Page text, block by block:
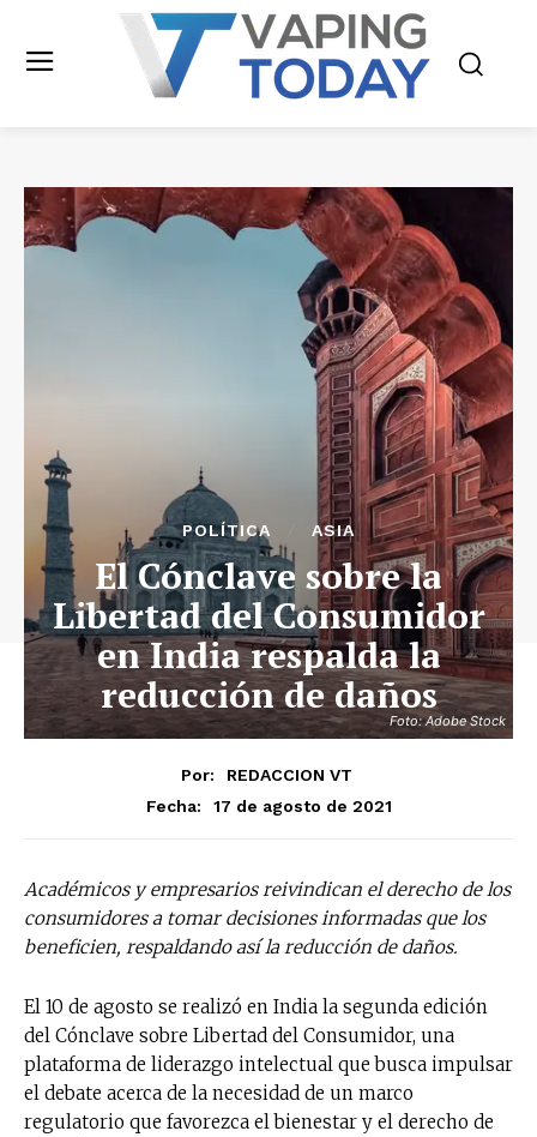
Foto: Adobe Stock
POLÍTICA ASIA
El Cónclave sobre la
Libertad del Consumidor
en India respalda la
reducción de daños
Por:
REDACCION VT
Fecha:
17 de agosto de 2021
Académicos y empresarios reivindican el derecho de los
consumidores a tomar decisiones informadas que los
beneficien, respaldando así la reducción de daños.
El 10 de agosto se realizó en India la segunda edición
del Cónclave sobre Libertad del Consumidor, una
plataforma de liderazgo intelectual que busca impulsar
el debate acerca de la necesidad de un marco
regulatorio que favorezca el bienestar y el derecho de